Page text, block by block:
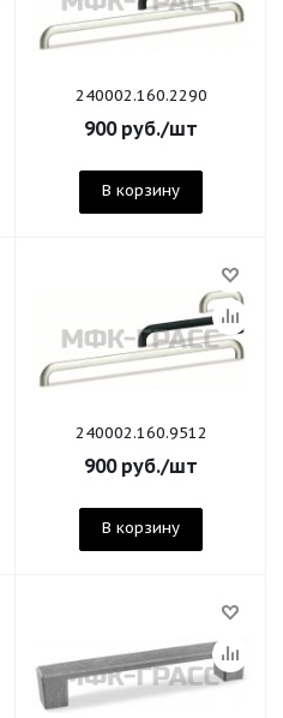
240002.160.2290
900руб./шт
В корзину
240002.160.9512
900руб./шт
В корзину